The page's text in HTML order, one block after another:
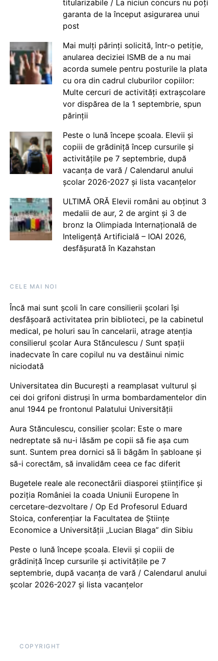
titularizabile / La niciun concurs nu poți
garanta de la început asigurarea unui
post
Mai mulți părinți solicită, într-o petiție,
anularea deciziei ISMB de a nu mai
acorda sumele pentru posturile la plata
cu ora din cadrul cluburilor copiilor:
Multe cercuri de activități extrașcolare
vor dispărea de la 1 septembrie, spun
părinții
Peste o lună începe școala. Elevii și
copiii de grădiniță încep cursurile și
activitățile pe 7 septembrie, după
vacanța de vară / Calendarul anului
școlar 2026-2027 și lista vacanțelor
ULTIMĂ ORĂ Elevii români au obținut 3
medalii de aur, 2 de argint și 3 de
bronz la Olimpiada Internațională de
Inteligență Artificială – IOAI 2026,
desfășurată în Kazahstan
CELE MAI NOI
Încă mai sunt școli în care consilierii școlari își
desfășoară activitatea prin biblioteci, pe la cabinetul
medical, pe holuri sau în cancelarii, atrage atenția
consilierul școlar Aura Stănculescu / Sunt spații
inadecvate în care copilul nu va destăinui nimic
niciodată
Universitatea din București a reamplasat vulturul și
cei doi grifoni distruși în urma bombardamentelor din
anul 1944 pe frontonul Palatului Universității
Aura Stănculescu, consilier școlar: Este o mare
nedreptate să nu-i lăsăm pe copii să fie așa cum
sunt. Suntem prea dornici să îi băgăm în șabloane și
să-i corectăm, să invalidăm ceea ce fac diferit
Bugetele reale ale reconectării diasporei științifice și
poziția României la coada Uniunii Europene în
cercetare-dezvoltare / Op Ed Profesorul Eduard
Stoica, conferențiar la Facultatea de Științe
Economice a Universității „Lucian Blaga” din Sibiu
Peste o lună începe școala. Elevii și copiii de
grădiniță încep cursurile și activitățile pe 7
septembrie, după vacanța de vară / Calendarul anului
școlar 2026-2027 și lista vacanțelor
COPYRIGHT